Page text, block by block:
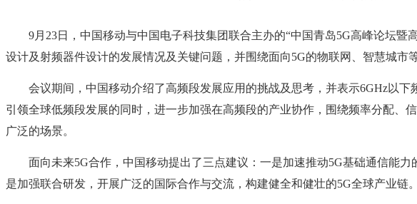
9月23日，中国移动与中国电子科技集团联合主办的“中国青岛5G高峰论坛
设计及射频器件设计的发展情况及关键问题，并围绕面向5G的物联网、智慧城
会议期间，中国移动介绍了高频段发展应用的挑战及思考，并表示6GHz以
引领全球低频段发展的同时，进一步加强在高频段的产业协作，围绕频率分配
广泛的场景。
面向未来5G合作，中国移动提出了三点建议：一是加速推动5G基础通信能
是加强联合研发，开展广泛的国际合作与交流，构建健全和健壮的5G全球产业链。